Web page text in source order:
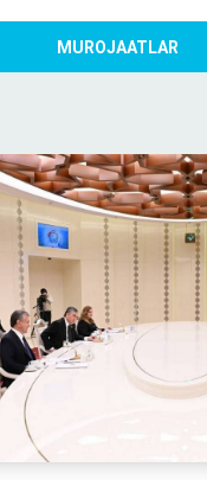
MUROJAATLAR